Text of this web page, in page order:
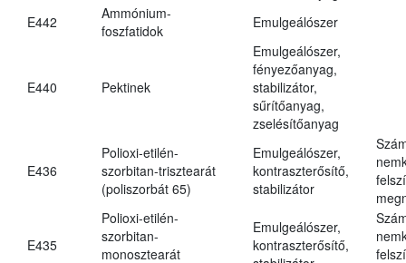
E442
Ammónium-
foszfatidok
Emulgeálószer
E440 Pektinek
Emulgeálószer,
fényezőanyag,
stabilizátor,
sűrítőanyag,
zselésítőanyag
E436
Polioxi-etilén-
szorbitan-trisztearát
(poliszorbát 65)
Emulgeálószer,
kontraszterősítő,
stabilizátor
E435
Polioxi-etilén-
szorbitan-
monosztearát
Emulgeálószer,
kontraszterősítő,